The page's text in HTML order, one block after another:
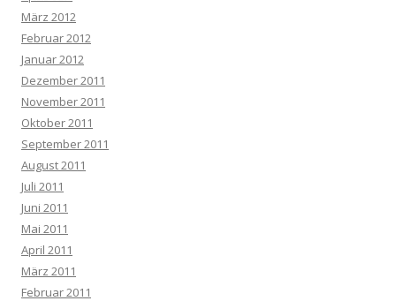
März 2012
Februar 2012
Januar 2012
Dezember 2011
November 2011
Oktober 2011
September 2011
August 2011
Juli 2011
Juni 2011
Mai 2011
April 2011
März 2011
Februar 2011